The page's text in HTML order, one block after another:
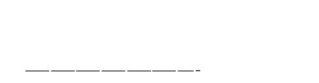
————————————————————–